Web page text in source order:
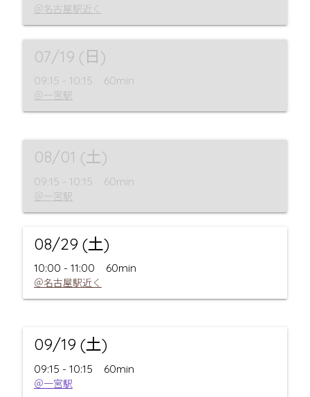
＠名古屋駅近く
07/19 (日)
09:15 - 10:15 60min
＠一宮駅
08/01 (土)
09:15 - 10:15 60min
＠一宮駅
08/29 (土)
10:00 - 11:00 60min
＠名古屋駅近く
09/19 (土)
09:15 - 10:15 60min
＠一宮駅